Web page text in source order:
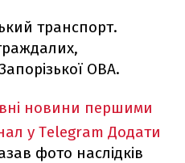
транспорт.
ОВА.
новини першими
у Telegram Додати
фото наслідків